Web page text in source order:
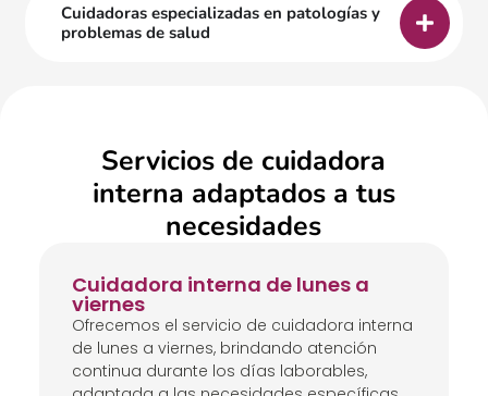
Cuidadoras especializadas en patologías y
problemas de salud
Servicios de cuidadora
interna adaptados a tus
necesidades
Cuidadora interna de lunes a
viernes
Ofrecemos el servicio de cuidadora interna
de lunes a viernes, brindando atención
continua durante los días laborables,